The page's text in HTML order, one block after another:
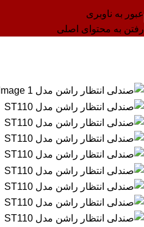
عبور به ناوبری
رفتن به محتوای اصلی